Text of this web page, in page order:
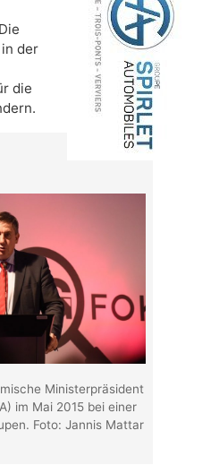
der
die
Ministerpräsident
im Mai 2015 bei einer
Foto: Jannis Mattar